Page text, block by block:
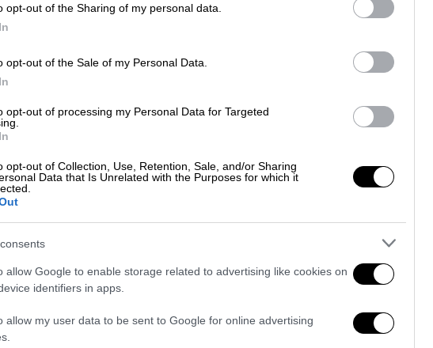
opt-out of the Sharing of my personal data.
opt-out of the Sale of my Personal Data.
opt-out of processing my Personal Data for Targeted
opt-out of Collection, Use, Retention, Sale, and/or Sharing
Data that Is Unrelated with the Purposes for which it
allow Google to enable storage related to advertising like cookies on
identifiers in apps.
allow my user data to be sent to Google for online advertising
τον κ. Πλεύρη «από την πλευρά της
στα σύνορα με την Τουρκία
από αυτό το πεδίο, είναι κάτι που
video